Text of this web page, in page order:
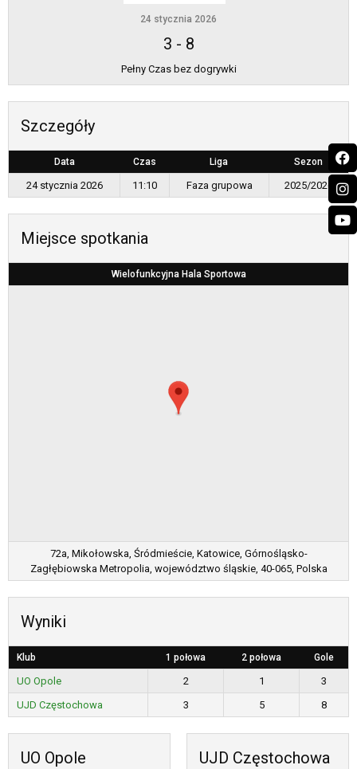
24 stycznia 2026
3 - 8
Pełny Czas bez dogrywki
Szczegóły
Data Czas Liga Sezon
24 stycznia 2026 11:10 Faza grupowa 2025/2026
Miejsce spotkania
Wielofunkcyjna Hala Sportowa
72a, Mikołowska, Śródmieście, Katowice, Górnośląsko-
Zagłębiowska Metropolia, województwo śląskie, 40-065, Polska
Wyniki
Klub 1 połowa 2 połowa Gole
UO Opole 2 1
3
UJD Częstochowa
3 5 8
UO Opole UJD Częstochowa